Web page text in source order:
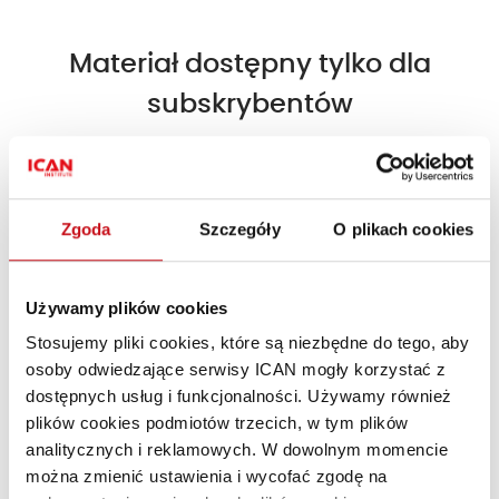
Zgoda Szczegóły O plikach cookies
Używamy plików cookies
Stosujemy pliki cookies, które są niezbędne do tego, aby
osoby odwiedzające serwisy ICAN mogły korzystać z
dostępnych usług i funkcjonalności. Używamy również
plików cookies podmiotów trzecich, w tym plików
analitycznych i reklamowych. W dowolnym momencie
można zmienić ustawienia i wycofać zgodę na
Materiał dostępny tylko dla
subskrybentów
Dołącz do subskrybentów i korzystaj z treści